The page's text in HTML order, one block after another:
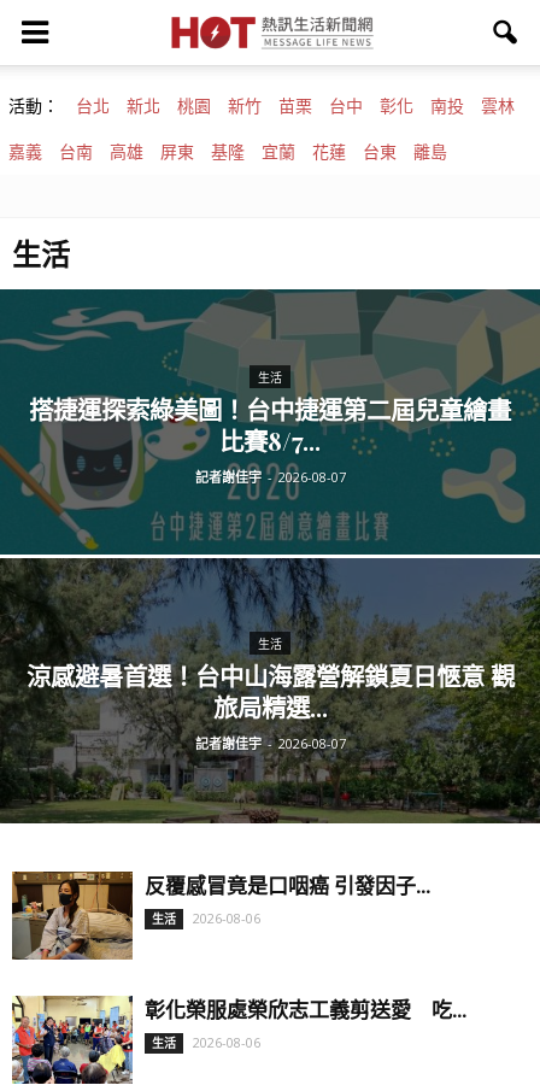
活動： 台北 新北 桃園 新竹 苗栗 台中 彰化 南投 雲林
嘉義 台南 高雄 屏東 基隆 宜蘭 花蓮 台東 離島
生活
生活
搭捷運探索綠美圖！台中捷運第二屆兒童繪畫
比賽8/7...
記者謝佳宇 - 2026-08-07
生活
涼感避暑首選！台中山海露營解鎖夏日愜意 觀
旅局精選...
記者謝佳宇 - 2026-08-07
反覆感冒竟是口咽癌 引發因子...
生活 2026-08-06
彰化榮服處榮欣志工義剪送愛 吃...
生活 2026-08-06